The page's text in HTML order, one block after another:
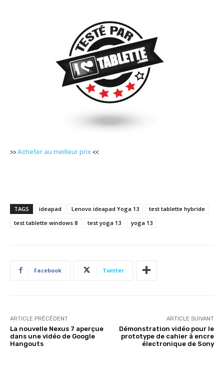
>> Acheter au meilleur prix <<
TAGS ideapad Lenovo ideapad Yoga 13
test tablette hybride
test tablette windows 8
test yoga 13 yoga 13
Facebook Twitter
ARTICLE PRÉCÉDENT
La nouvelle Nexus 7 aperçue
dans une vidéo de Google
Hangouts
ARTICLE SUIVANT
Démonstration vidéo pour le
prototype de cahier à encre
électronique de Sony